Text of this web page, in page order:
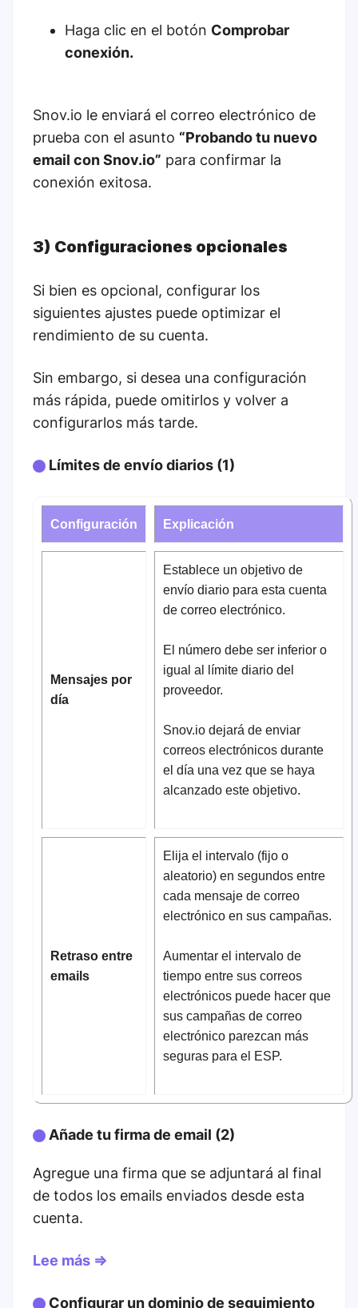
Haga clic en el botón Comprobar
conexión.
Snov.io le enviará el correo electrónico de
prueba con el asunto “Probando tu nuevo
email con Snov.io” para confirmar la
conexión exitosa.
3) Configuraciones opcionales
Si bien es opcional, configurar los
siguientes ajustes puede optimizar el
rendimiento de su cuenta.
Sin embargo, si desea una configuración
más rápida, puede omitirlos y volver a
configurarlos más tarde.
Límites de envío diarios (1)
Configuración Explicación
Mensajes por
día
Establece un objetivo de
envío diario para esta cuenta
de correo electrónico.
El número debe ser inferior o
igual al límite diario del
proveedor.
Snov.io dejará de enviar
correos electrónicos durante
el día una vez que se haya
alcanzado este objetivo.
Retraso entre
emails
Elija el intervalo (fijo o
aleatorio) en segundos entre
cada mensaje de correo
electrónico en sus campañas.
Aumentar el intervalo de
tiempo entre sus correos
electrónicos puede hacer que
sus campañas de correo
electrónico parezcan más
seguras para el ESP.
Añade tu firma de email (2)
Agregue una firma que se adjuntará al final
de todos los emails enviados desde esta
cuenta.
Lee más ⇒
Configurar un dominio de seguimiento